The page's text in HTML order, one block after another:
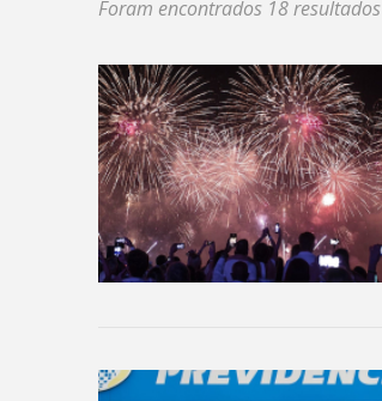
Foram encontrados 18 resultados